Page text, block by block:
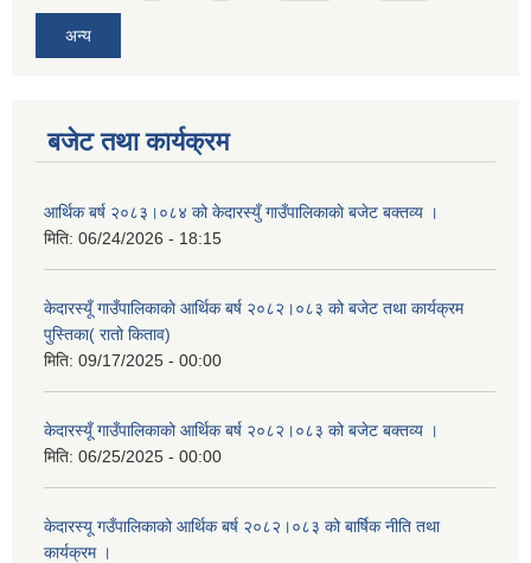
अन्य
बजेट तथा कार्यक्रम
आर्थिक बर्ष २०८३।०८४ को केदारस्युँ गाउँपालिकाकाे बजेट बक्तव्य ।
मिति: 06/24/2026 - 18:15
केदारस्यूँ गाउँपालिकाकाे आर्थिक बर्ष २०८२।०८३ को बजेट तथा कार्यक्रम
पुस्तिका( रातो किताव)
मिति: 09/17/2025 - 00:00
केदारस्यूँ गाउँपालिकाको आर्थिक बर्ष २०८२।०८३ को बजेट बक्तव्य ।
मिति: 06/25/2025 - 00:00
केदारस्यू गउँपालिकाको आर्थिक बर्ष २०८२।०८३ को बार्षिक नीति तथा
कार्यक्रम ।